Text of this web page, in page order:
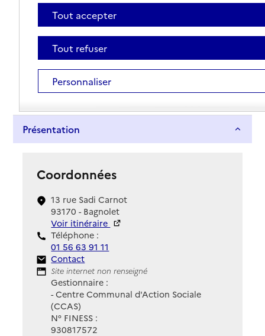
Présentation
Coordonnées
13 rue Sadi Carnot
93170 - Bagnolet
Voir itinéraire
Téléphone :
01 56 63 91 11
Contact
Contact
Site Internet
Site internet non renseigné
Gestionnaire :
- Centre Communal d'Action Sociale
(CCAS)
N° FINESS :
930817572
Tout accepter
Tout refuser
Personnaliser